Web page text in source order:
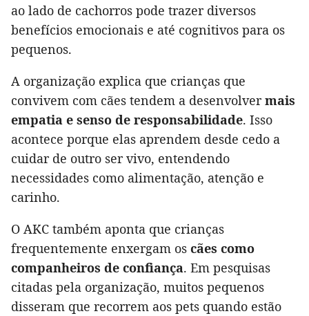
ao lado de cachorros pode trazer diversos
benefícios emocionais e até cognitivos para os
pequenos.
A organização explica que crianças que
convivem com cães tendem a desenvolvermais
empatia e senso de responsabilidade. Isso
acontece porque elas aprendem desde cedo a
cuidar de outro ser vivo, entendendo
necessidades como alimentação, atenção e
carinho.
O AKC também aponta que crianças
frequentemente enxergam os cães como
companheiros de confiança. Em pesquisas
citadas pela organização, muitos pequenos
disseram que recorrem aos pets quando estão